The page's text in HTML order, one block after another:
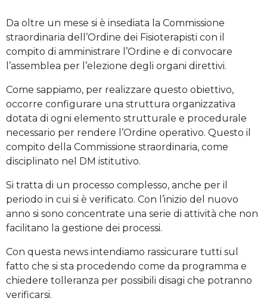
Da oltre un mese si è insediata la Commissione
straordinaria dell’Ordine dei Fisioterapisti con il
compito di amministrare l’Ordine e di convocare
l’assemblea per l’elezione degli organi direttivi.
Come sappiamo, per realizzare questo obiettivo,
occorre configurare una struttura organizzativa
dotata di ogni elemento strutturale e procedurale
necessario per rendere l’Ordine operativo. Questo il
compito della Commissione straordinaria, come
disciplinato nel DM istitutivo.
Si tratta di un processo complesso, anche per il
periodo in cui si è verificato. Con l’inizio del nuovo
anno si sono concentrate una serie di attività che non
facilitano la gestione dei processi.
Con questa news intendiamo rassicurare tutti sul
fatto che si sta procedendo come da programma e
chiedere tolleranza per possibili disagi che potranno
verificarsi.